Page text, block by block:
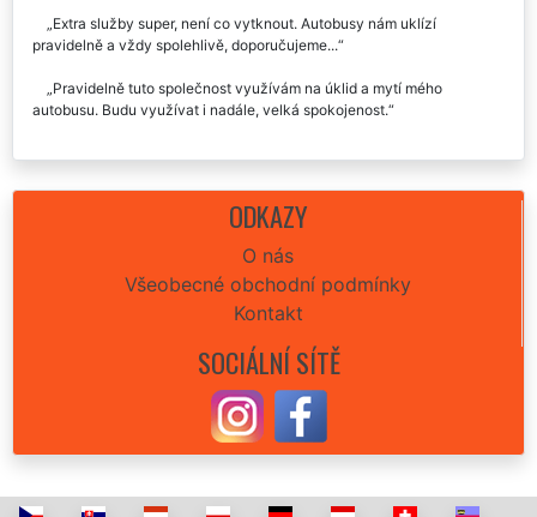
Extra služby super, není co vytknout. Autobusy nám uklízí
pravidelně a vždy spolehlivě, doporučujeme...
Pravidelně tuto společnost využívám na úklid a mytí mého
autobusu. Budu využívat i nadále, velká spokojenost.
ODKAZY
O nás
Všeobecné obchodní podmínky
Kontakt
SOCIÁLNÍ SÍTĚ